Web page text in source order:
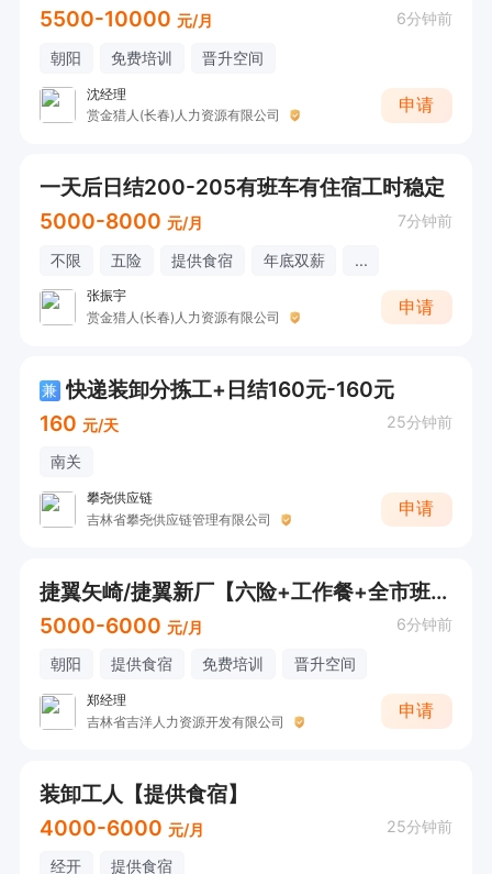
5500-10000 元/月 6分钟前
朝阳 免费培训 晋升空间
沈经理
赏金猎人(长春)人力资源有限公司
申请
一天后日结200-205有班车有住宿工时稳定
5000-8000 元/月 7分钟前
不限 五险 提供食宿 年底双薪 ...
张振宇
赏金猎人(长春)人力资源有限公司
申请
兼 快递装卸分拣工+日结160元-160元
160 元/天 25分钟前
南关
攀尧供应链
吉林省攀尧供应链管理有限公司
申请
捷翼矢崎/捷翼新厂【六险+工作餐+全市班车】
5000-6000 元/月 6分钟前
朝阳 提供食宿 免费培训 晋升空间
郑经理
吉林省吉洋人力资源开发有限公司
申请
装卸工人【提供食宿】
4000-6000 元/月 25分钟前
经开 提供食宿